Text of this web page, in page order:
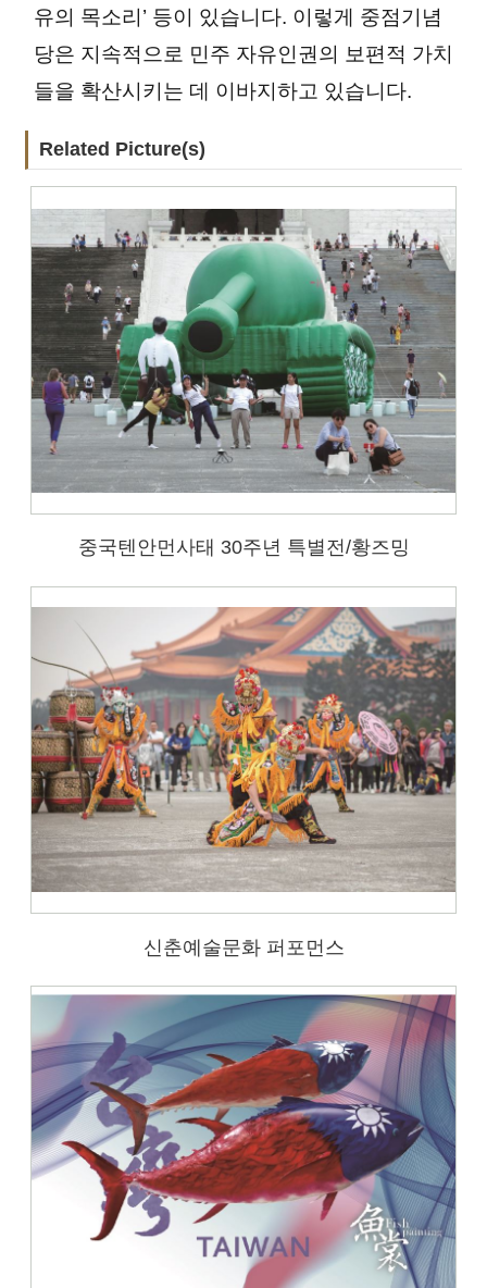
유의 목소리’ 등이 있습니다. 이렇게 중점기념
당은 지속적으로 민주 자유인권의 보편적 가치
들을 확산시키는 데 이바지하고 있습니다.
Related Picture(s)
중국텐안먼사태 30주년 특별전/황즈밍
신춘예술문화 퍼포먼스